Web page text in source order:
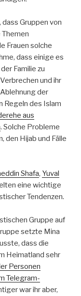
Gruppen von
Frauen solche
dass einige es
Familie zu
und ihr
der
Regeln des Islam
aus
. Solche Probleme
den Hijab und Fälle
Shafa, Yuval
eine wichtige
Tendenzen.
Gruppe auf
setzte Mina
dass die
Heimatland sehr
Personen
Telegram-
war ihr aber,